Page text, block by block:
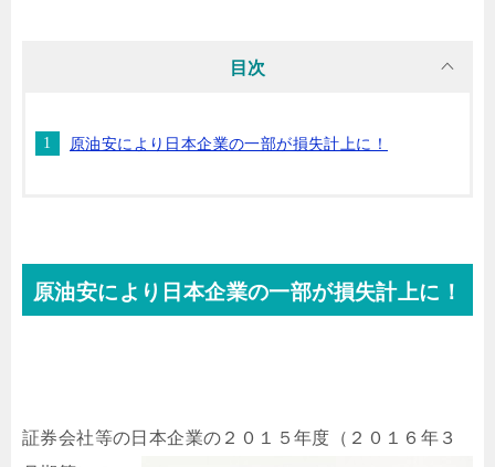
目次
原油安により日本企業の一部が損失計上に！
原油安により日本企業の一部が損失計上に！
証券会社等の日 本企業の２０１５年度（２０１６年３